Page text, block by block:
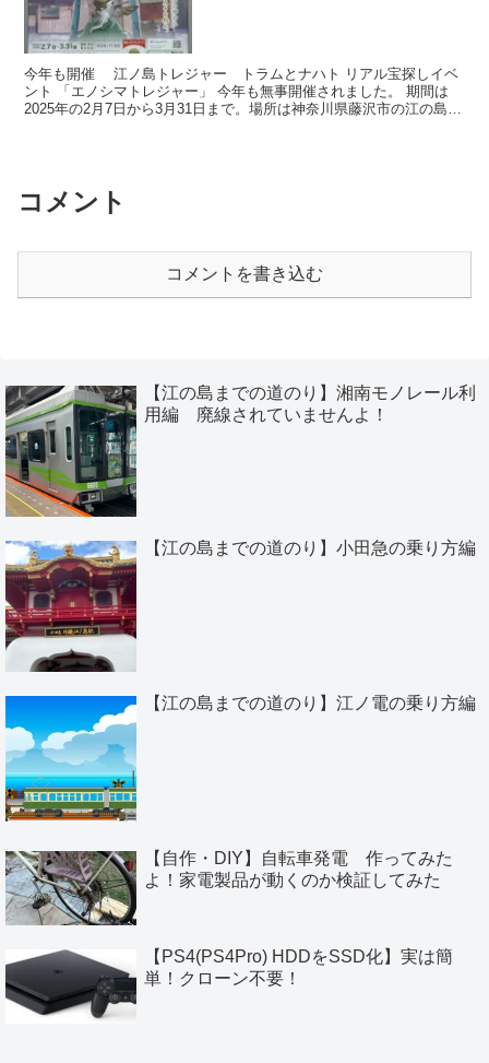
今年も開催 江ノ島トレジャー トラムとナハト リアル宝探しイベ
ント 「エノシマトレジャー」 今年も無事開催されました。 期間は
2025年の2月7日から3月31日まで。場所は神奈川県藤沢市の江の島・
コメント
コメントを書き込む
【江の島までの道のり】湘南モノレール利
用編 廃線されていませんよ！
【江の島までの道のり】小田急の乗り方編
【江の島までの道のり】江ノ電の乗り方編
【自作・DIY】自転車発電 作ってみた
よ！家電製品が動くのか検証してみた
【PS4(PS4Pro) HDDをSSD化】実は簡
単！クローン不要！